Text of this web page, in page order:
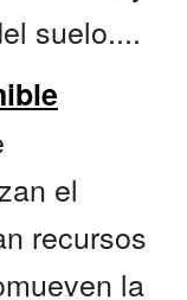
suelo....
el
recursos
la